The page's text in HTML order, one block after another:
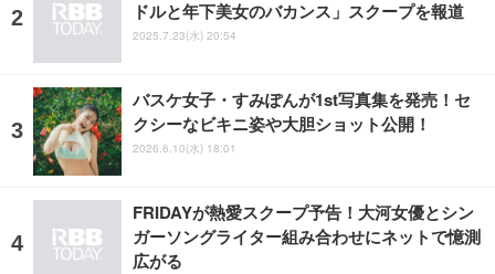
ドルと年下美女のバカンス」スクープを報道
2025.7.23(水) 20:54
バスケ女子・すみぽんが1st写真集を発売！セ
クシーなビキニ姿や大胆ショット公開！
2026.6.10(水) 18:01
FRIDAYが熱愛スクープ予告！大河女優とシン
ガーソングライター組み合わせにネットで憶測
広がる